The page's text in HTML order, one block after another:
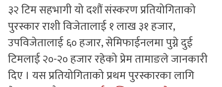
३२ टिम सहभागी यो दशौं संस्करण प्रतियोगिताको
पुरस्कार राशी विजेतालाई १ लाख ३१ हजार,
उपविजेतालाई ६० हजार, सेमिफाईनलमा पुग्ने दुई
टिमलाई २०-२० हजार रहेको प्रेम तामाङले जानकारी
दिए । यस प्रतियोगिताको प्रथम पुरस्कारका लागि